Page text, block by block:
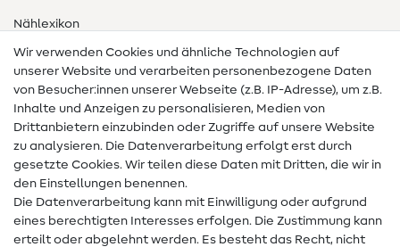
Nählexikon
Nähanleitungen
Hilfe & Kontakt
Kontakt
Infos zum Betreiberwechsel
FAQ
Widerrufsrecht
Wir verwenden Cookies und ähnliche Technologien auf
unserer Website und verarbeiten personenbezogene Daten
von Besucher:innen unserer Webseite (z.B. IP-Adresse), um z.B.
Inhalte und Anzeigen zu personalisieren, Medien von
Drittanbietern einzubinden oder Zugriffe auf unsere Website
zu analysieren. Die Datenverarbeitung erfolgt erst durch
gesetzte Cookies. Wir teilen diese Daten mit Dritten, die wir in
den Einstellungen benennen.
Die Datenverarbeitung kann mit Einwilligung oder aufgrund
eines berechtigten Interesses erfolgen. Die Zustimmung kann
erteilt oder abgelehnt werden. Es besteht das Recht, nicht